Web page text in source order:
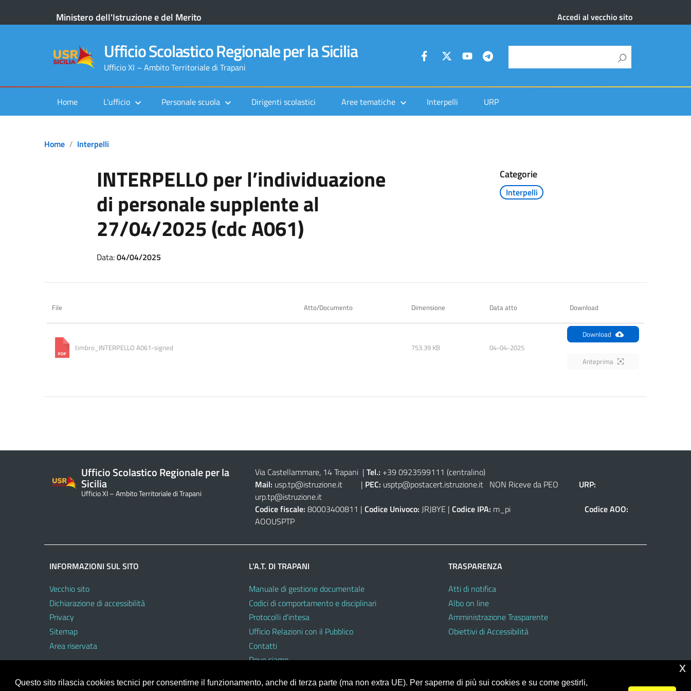
Ministero dell'Istruzione e del Merito Accedi al vecchio sito
Ufficio Scolastico Regionale per la Sicilia
Ufficio XI – Ambito Territoriale di Trapani
Home L’ufficio Personale scuola Dirigenti scolastici Aree tematiche Interpelli URP
Home Interpelli
INTERPELLO per l’individuazione
di personale supplente al
27/04/2025 (cdc A061)
Categorie
Interpelli
Data:04/04/2025
File Atto/Documento Dimensione Data atto Download
timbro_INTERPELLO A061-signed 753.39 KB 04-04-2025
Download
Anteprima
Ufficio Scolastico Regionale per la
Sicilia
Ufficio XI – Ambito Territoriale di Trapani
Via Castellammare, 14 Trapani | Tel.: +39 0923599111 (centralino)
Mail: usp.tp@istruzione.it| PEC: usptp@postacert.istruzione.itNON Riceve da PEO URP:
urp.tp@istruzione.it
Codice fiscale: 80003400811 | Codice Univoco: JRJ8YE | Codice IPA: m_pi Codice AOO:
AOOUSPTP
INFORMAZIONI SUL SITO
Vecchio sito
Dichiarazione di accessibilità
Privacy
Sitemap
Area riservata
L’A.T. DI TRAPANI
Manuale di gestione documentale
Codici di comportamento e disciplinari
Protocolli d’intesa
Ufficio Relazioni con il Pubblico
Contatti
Dove siamo
TRASPARENZA
Atti di notifica
Albo on line
Amministrazione Trasparente
Obiettivi di Accessibilità
Questo sito rilascia cookies tecnici per consentirne il funzionamento, anche di terza parte (ma non extra UE). Per saperne di più sui cookies e su come gestirli,
x